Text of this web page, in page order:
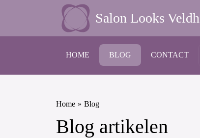
Salon Looks
HOME BLOG CONTACT
Home » Blog
Blog artikelen